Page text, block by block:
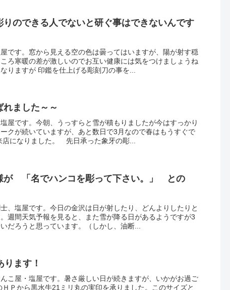
のできる人でないと研ぐ事はできないんです
です。窓から見える空の色は曇ってはいますが、陽が射す穏
ろ寒暖の差が激しいのでお互い健康には気をつけましょうね
りますが 印鑑を仕上げる彫刻刀の事を...
ました～～
屋です。今朝、うっすらと雪が積もりましたが今はすっかり
クが続いていますが、あと数日で3月なので春はもうすぐで
店になりました。 先日承った象牙の彫...
が 「名でハンコを彫って下さい。」 との
、塩屋です。今日の金沢は日が射したり、どんよりしたりと
週間天気予報を見ると、また雪が降る日があるようですが3
だろうと思っています。（しかし、油断...
ます！
こ屋・塩屋です。暑さ厳しい日が続きますが、いかがお過ご
Ｐから黒水牛21ミリ丸の実印を承りました。このサイズと